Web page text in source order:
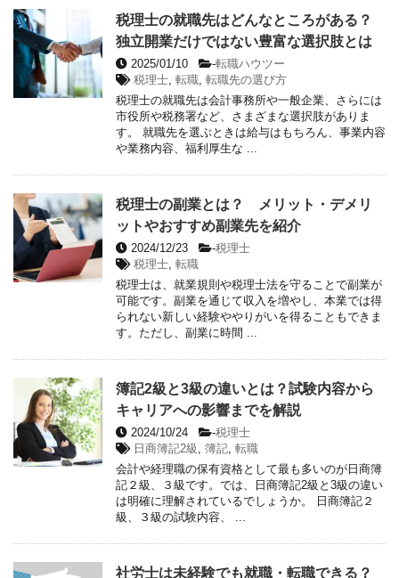
税理士の就職先はどんなところがある？
独立開業だけではない豊富な選択肢とは
2025/01/10 -転職ハウツー
税理士 転職 転職先の選び方
税理士の就職先は会計事務所や一般企業、さらには
市役所や税務署など、さまざまな選択肢がありま
す。 就職先を選ぶときは給与はもちろん、事業内容
や業務内容、福利厚生な ...
税理士の副業とは？ メリット・デメリ
ットやおすすめ副業先を紹介
2024/12/23 -税理士
税理士 転職
税理士は、就業規則や税理士法を守ることで副業が
可能です。副業を通じて収入を増やし、本業では得
られない新しい経験ややりがいを得ることもできま
す。ただし、副業に時間 ...
簿記2級と3級の違いとは？試験内容から
キャリアへの影響までを解説
2024/10/24 -税理士
日商簿記2級
簿記 転職
会計や経理職の保有資格として最も多いのが日商簿
記２級、３級です。では、日商簿記2級と3級の違い
は明確に理解されているでしょうか。 日商簿記２
級、３級の試験内容、 ...
社労士は未経験でも就職・転職できる？